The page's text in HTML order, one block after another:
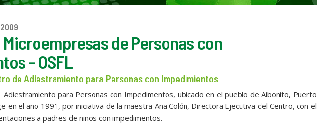
Microempresas de Personas con
– OSFL
de Adiestramiento para Personas con Impedimientos
Adiestramiento para Personas con Impedimentos, ubicado en el pueblo de Aibonito, Puerto
en el año 1991, por iniciativa de la maestra Ana Colón, Directora Ejecutiva del Centro, con el
a padres de niños con impedimentos.